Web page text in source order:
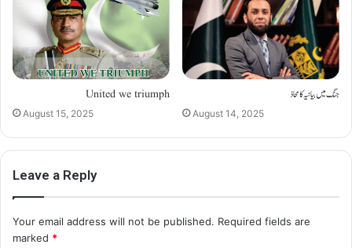
United we triumph
August 15, 2025
جنگ میں بیانیہ کا محاذ
August 14, 2025
Leave a Reply
Your email address will not be published. Required fields are
marked *